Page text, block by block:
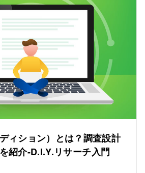
ィション）とは？調査設計
紹介-D.I.Y.リサーチ入門